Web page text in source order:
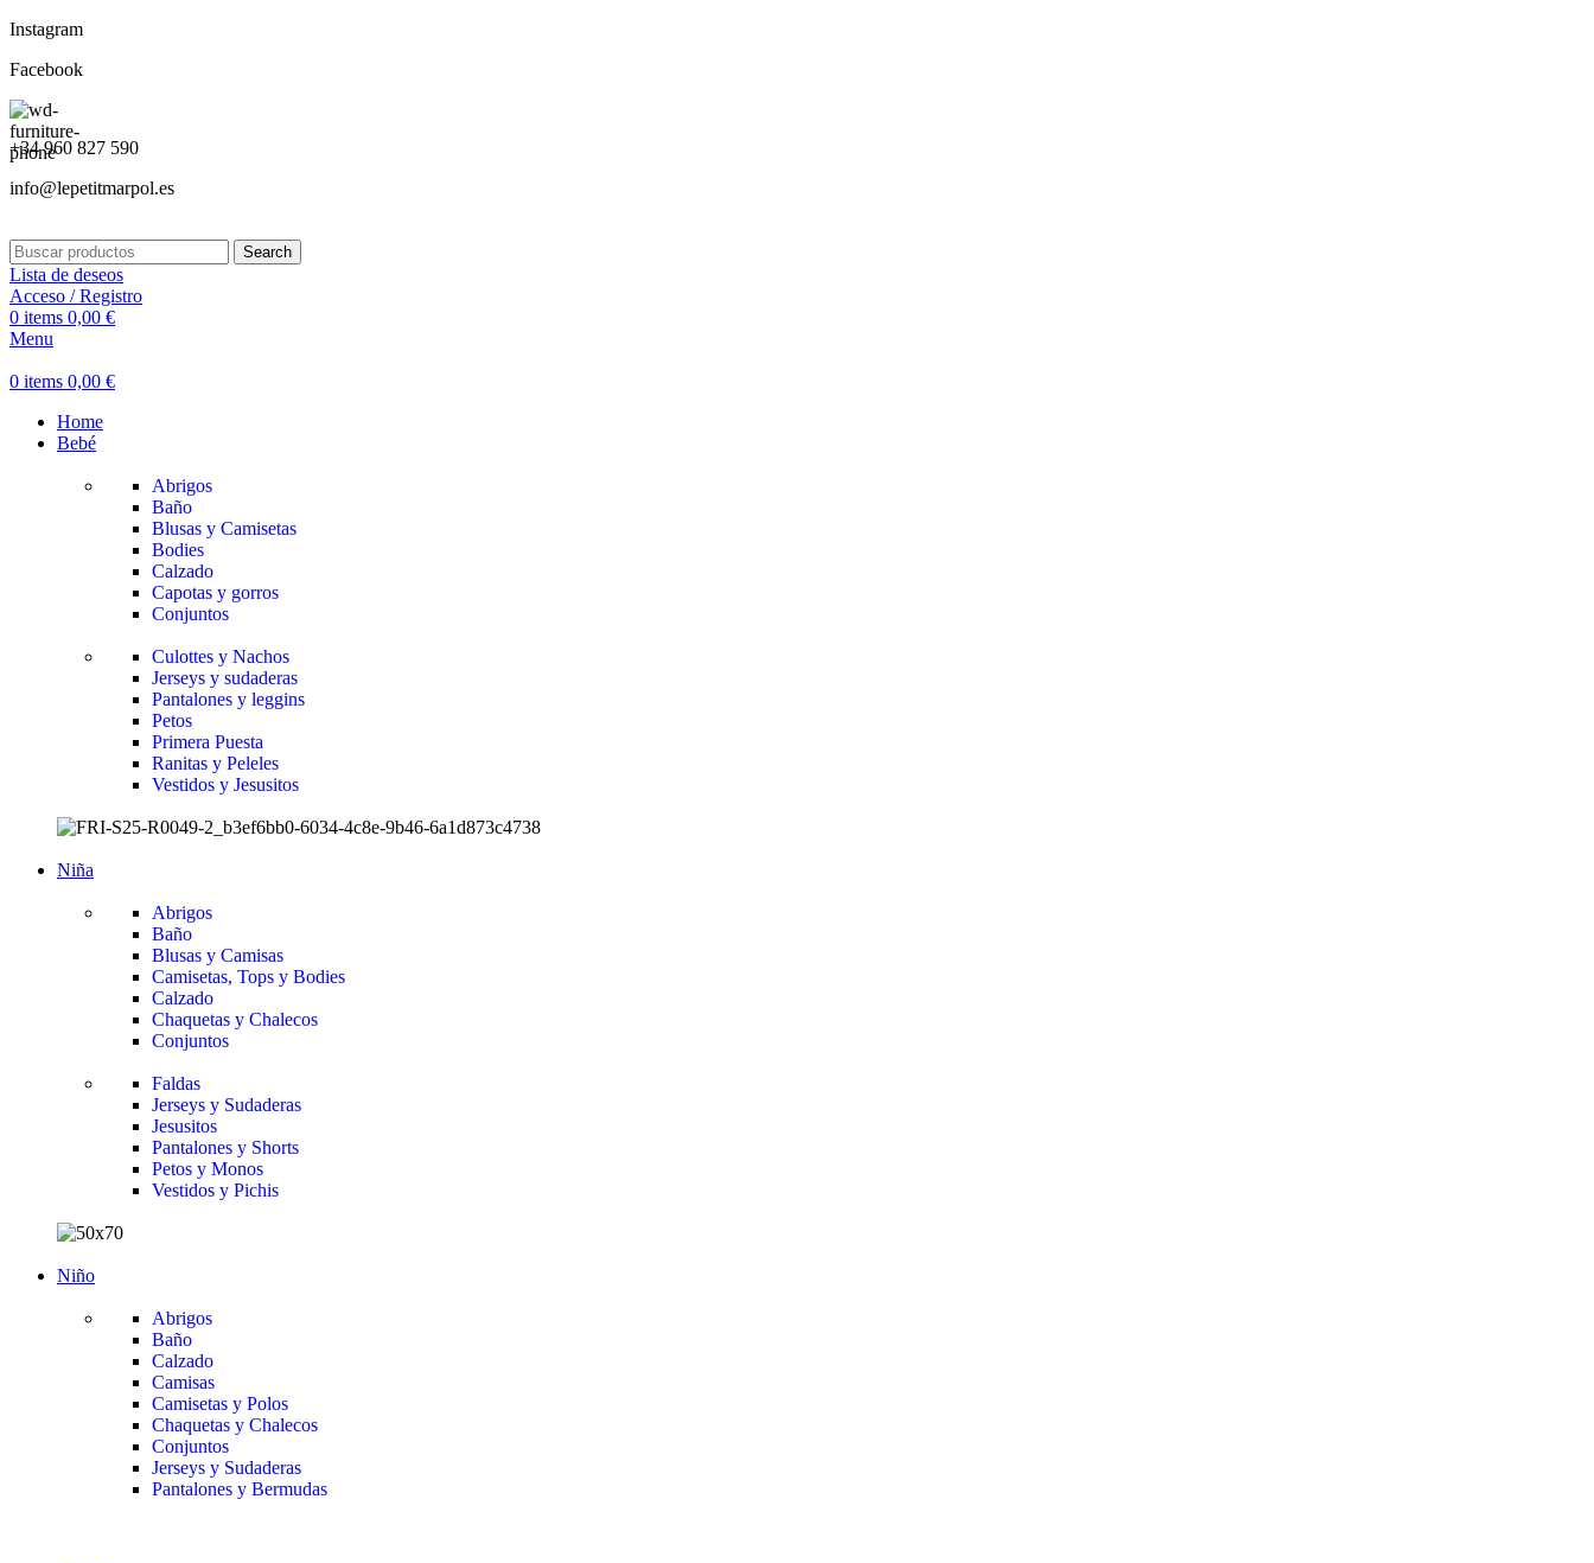
Instagram
Facebook
+34 960 827 590
info@lepetitmarpol.es
Search
Lista de deseos
Acceso / Registro
0 items 0,00 €
Menu
0 items 0,00 €
Home
Bebé
Abrigos
Baño
Blusas y Camisetas
Bodies
Calzado
Capotas y gorros
Conjuntos
Culottes y Nachos
Jerseys y sudaderas
Pantalones y leggins
Petos
Primera Puesta
Ranitas y Peleles
Vestidos y Jesusitos
Niña
Abrigos
Baño
Blusas y Camisas
Camisetas, Tops y Bodies
Calzado
Chaquetas y Chalecos
Conjuntos
Faldas
Jerseys y Sudaderas
Jesusitos
Pantalones y Shorts
Petos y Monos
Vestidos y Pichis
Niño
Abrigos
Baño
Calzado
Camisas
Camisetas y Polos
Chaquetas y Chalecos
Conjuntos
Jerseys y Sudaderas
Pantalones y Bermudas